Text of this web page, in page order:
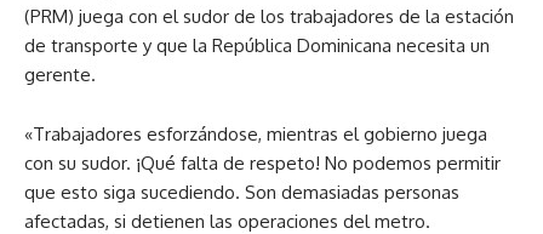
(PRM) juega con el sudor de los trabajadores de la estación
de transporte y que la República Dominicana necesita un
gerente.
«Trabajadores esforzándose, mientras el gobierno juega
con su sudor. ¡Qué falta de respeto! No podemos permitir
que esto siga sucediendo. Son demasiadas personas
afectadas, si detienen las operaciones del metro.